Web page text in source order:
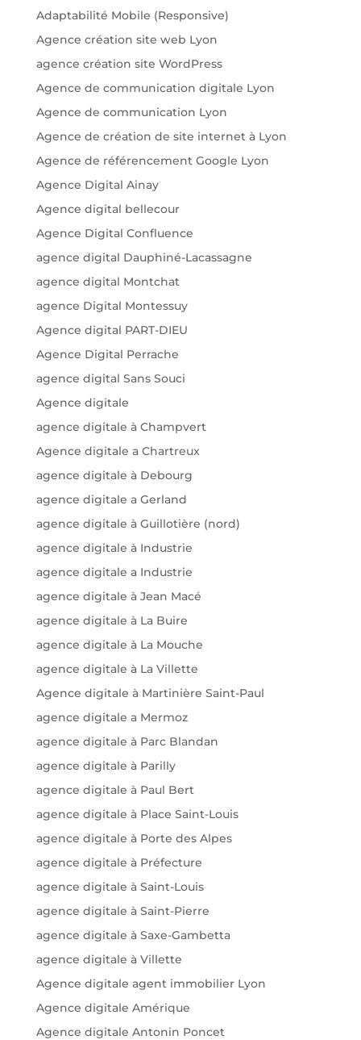
Adaptabilité Mobile (Responsive)
Agence création site web Lyon
agence création site WordPress
Agence de communication digitale Lyon
Agence de communication Lyon
Agence de création de site internet à Lyon
Agence de référencement Google Lyon
Agence Digital Ainay
Agence digital bellecour
Agence Digital Confluence
agence digital Dauphiné-Lacassagne
agence digital Montchat
agence Digital Montessuy
Agence digital PART-DIEU
Agence Digital Perrache
agence digital Sans Souci
Agence digitale
agence digitale à Champvert
Agence digitale a Chartreux
agence digitale à Debourg
agence digitale a Gerland
agence digitale à Guillotière (nord)
agence digitale à Industrie
agence digitale a Industrie
agence digitale à Jean Macé
agence digitale à La Buire
agence digitale à La Mouche
agence digitale à La Villette
Agence digitale à Martinière Saint-Paul
agence digitale a Mermoz
agence digitale à Parc Blandan
agence digitale à Parilly
agence digitale à Paul Bert
agence digitale à Place Saint-Louis
agence digitale à Porte des Alpes
agence digitale à Préfecture
agence digitale à Saint-Louis
agence digitale à Saint-Pierre
agence digitale à Saxe-Gambetta
agence digitale à Villette
Agence digitale agent immobilier Lyon
Agence digitale Amérique
Agence digitale Antonin Poncet